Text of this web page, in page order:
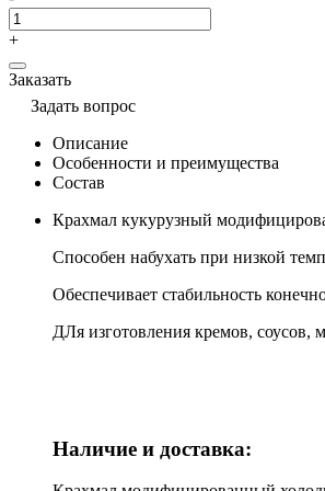
+
Заказать
Задать вопрос
Описание
Особенности и преимущества
Состав
Крахмал кукурузный
Способен набухать при низкой
Обеспечивает стабильность
ДЛя изготовления кремов, соусов,
Наличие и доставка: